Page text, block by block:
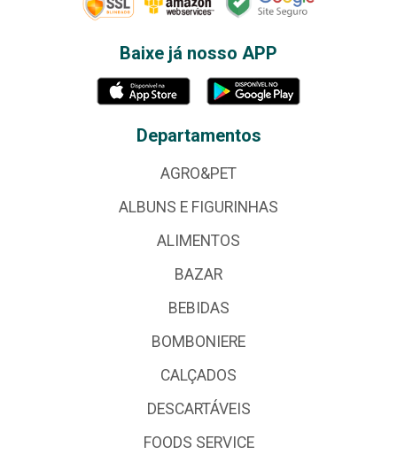
Baixe já nosso APP
Departamentos
AGRO&PET
ALBUNS E FIGURINHAS
ALIMENTOS
BAZAR
BEBIDAS
BOMBONIERE
CALÇADOS
DESCARTÁVEIS
FOODS SERVICE